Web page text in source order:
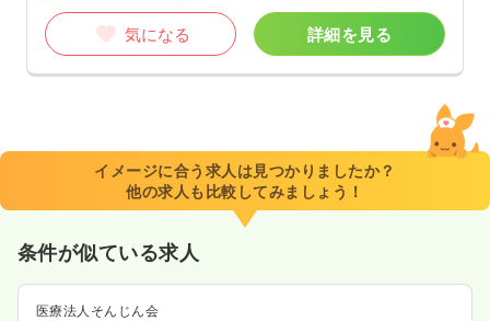
気になる 詳細を見る
イメージに合う求人は見つかりましたか？
他の求人も比較してみましょう！
条件が似ている求人
医療法人そんじん会